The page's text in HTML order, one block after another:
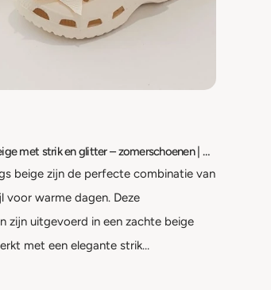
Meisjes clogs beige met strik en glitter – zomerschoenen | maat 24 t/m 29
beige zijn de perfecte combinatie van
warme dagen. Deze
zijn uitgevoerd in een zachte beige
met een elegante strik…